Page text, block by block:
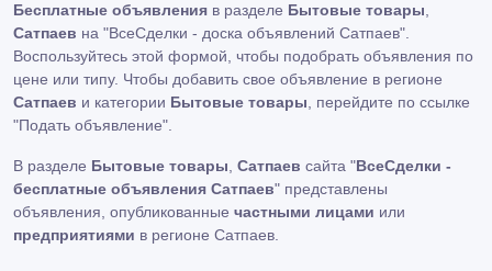
Бесплатные объявления в разделе Бытовые товары
Сатпаев на "ВсеСделки - доска объявлений Сатпаев".
Воспользуйтесь этой формой, чтобы подобрать объявления по
цене или типу. Чтобы добавить свое объявление в регионе
Сатпаев и категории Бытовые товары , перейдите по ссылке
"Подать объявление"
В разделе Бытовые товары Сатпаев сайта "ВсеСделки -
бесплатные объявления Сатпаев" представлены
объявления, опубликованные частными лицами или
предприятиями в регионе Сатпаев.